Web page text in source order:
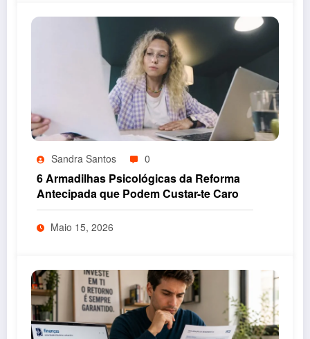
Sandra Santos 0
6 Armadilhas Psicológicas da Reforma
Antecipada que Podem Custar-te Caro
Maio 15, 2026